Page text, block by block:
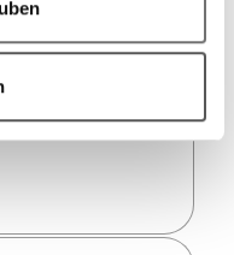
Sprechstunde.